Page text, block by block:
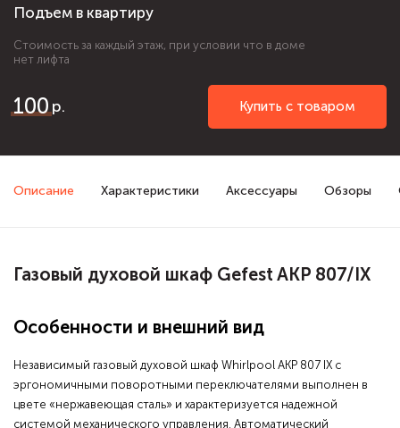
Подъем в квартиру
Стоимость за каждый этаж, при условии что в доме
нет лифта
100 Купить с товаром
Описание Характеристики Аксессуары Обзоры
Газовый духовой шкаф Gefest AKP 807/IX
Особенности и внешний вид
Независимый газовый духовой шкаф Whirlpool AKP 807 IX с
эргономичными поворотными переключателями выполнен в
цвете «нержавеющая сталь» и характеризуется надежной
системой механического управления. Автоматический